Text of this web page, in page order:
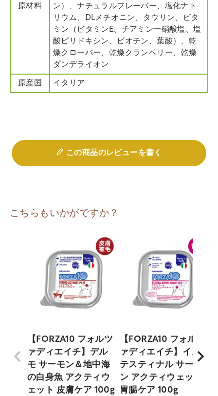
原材料
ン）、ナチュラルフレーバー、塩化ナト
リウム、DLメチオニン、タウリン、ビタ
ミン（ビタミンE、チアミン一硝酸塩、塩
酸ピリドキシン、ビオチン、葉酸）、乾
燥クローバー、乾燥クランベリー、乾燥
ダンデライオン
原産国 イタリア
この商品のレビューを書く
こちらもいかがですか？
【FORZA10 フォルツ
ァディエイチ】デル
モ サーモン＆地中海
の白身魚 アクティウ
ェット 皮膚ケア 100g
【FORZA10 フォルツ
ァディエイチ】イン
テスティナル サーモ
ン アクティウェット
胃腸ケア 100g